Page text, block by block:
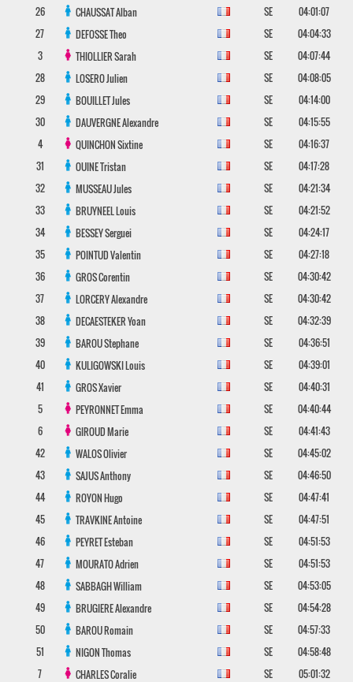
26
CHAUSSATAlban SE
04:01:07
27
DEFOSSETheo SE
04:04:33
3
THIOLLIERSarah SE
04:07:44
28
LOSEROJulien SE
04:08:05
29
BOUILLETJules SE
04:14:00
30
DAUVERGNEAlexandre SE
04:15:55
4
QUINCHONSixtine SE
04:16:37
31
OUINETristan SE
04:17:28
32
MUSSEAUJules SE
04:21:34
33
BRUYNEELLouis SE
04:21:52
34
BESSEYSerguei SE
04:24:17
35
POINTUDValentin SE
04:27:18
36
GROSCorentin SE
04:30:42
37
LORCERYAlexandre SE
04:30:42
38
DECAESTEKERYoan SE
04:32:39
39
BAROUStephane SE
04:36:51
40
KULIGOWSKILouis SE
04:39:01
41
GROSXavier SE
04:40:31
5
PEYRONNETEmma SE
04:40:44
6
GIROUDMarie SE
04:41:43
42
WALOSOlivier SE
04:45:02
43
SAJUSAnthony SE
04:46:50
44
ROYONHugo SE
04:47:41
45
TRAVKINEAntoine SE
04:47:51
46
PEYRETEsteban SE
04:51:53
47
MOURATOAdrien SE
04:51:53
48
SABBAGHWilliam SE
04:53:05
49
BRUGIEREAlexandre SE
04:54:28
50
BAROURomain SE
04:57:33
51
NIGONThomas SE
04:58:48
7
CHARLESCoralie SE 05:01:32